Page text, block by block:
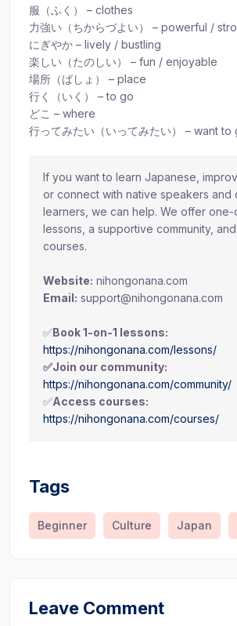
服（ふく） – clothes
力強い（ちからづよい） – powerful /
にぎやか – lively / bustling
楽しい（たのしい） – fun / enjoyable
場所（ばしょ） – place
行く（いく） – to go
どこ – where
行ってみたい（いってみたい） – want
If you want to learn Japanese,
or connect with native speakers and
learners, we can help. We offer
lessons, a supportive community,
courses.
Website: nihongonana.com
Email: support@nihongonana.com
✅Book 1-on-1 lessons:
https://nihongonana.com/lessons/
✅Join our community:
https://nihongonana.com/community/
✅Access courses:
https://nihongonana.com/courses/
Tags
Beginner Culture Japan
Leave Comment